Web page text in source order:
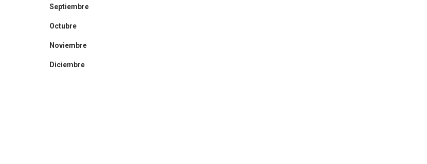
Septiembre
Octubre
Noviembre
Diciembre